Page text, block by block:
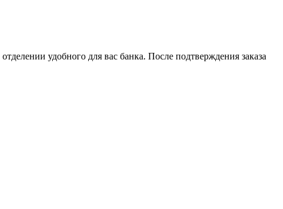
удобного для вас банка. После подтверждения заказа